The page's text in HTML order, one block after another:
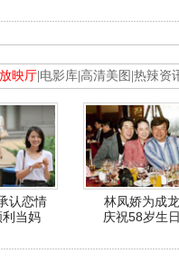
映厅 电影库 高清美图 热辣资
认恋情
当妈
林凤娇为成龙
庆祝58岁生